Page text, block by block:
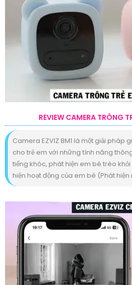
REVIEW CAMERA TRÔNG
Camera EZVIZ BM1 là một giải pháp
cho trẻ em với những tính năng
tiếng khóc, phát hiện em bé trèo
hiện hoạt động của em bé (Phát